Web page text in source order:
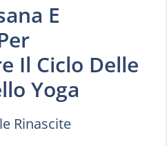
E
Il Ciclo Delle
Yoga
Rinascite